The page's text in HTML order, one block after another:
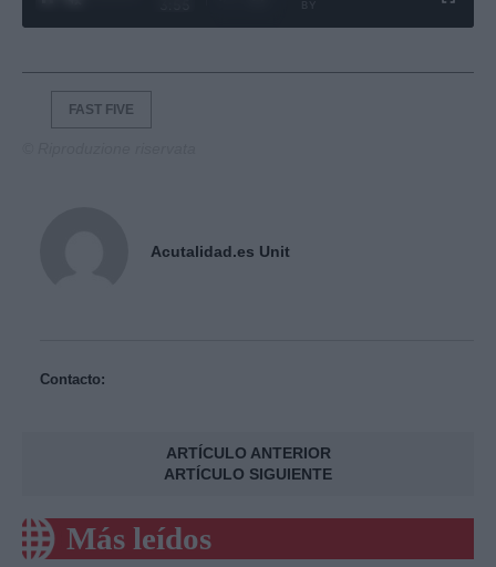
FAST FIVE
Acutalidad.es Unit
Contacto:
ARTÍCULO ANTERIOR
ARTÍCULO SIGUIENTE
Más leídos